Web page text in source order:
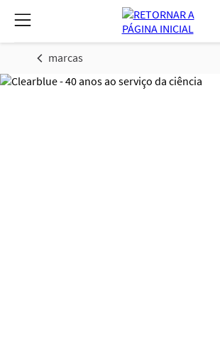
marcas